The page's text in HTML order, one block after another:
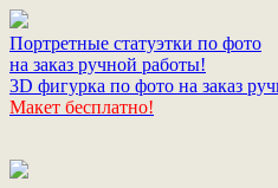
Портретные статуэтки по фото
на заказ ручной работы!
3D фигурка по фото на заказ
Макет бесплатно!